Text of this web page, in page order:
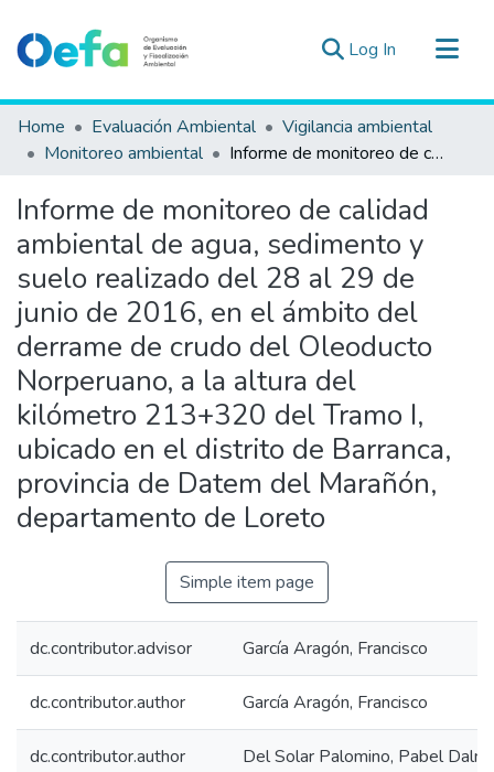
Log In (current)
Communities & Collections
All of DSpace
Estad. Externas
Guias ▾
Home Evaluación Ambiental
Vigilancia ambiental
Monitoreo ambiental
Informe de monitoreo de calidad ambiental de agua, sedimento y suelo realizado del 28 al 29 de junio de 2016, en el ámbito del derrame de crudo del Oleoducto Norperuano, a la altura del kilómetro 213+320 del Tramo I, ubicado en el distrito de Barranca, provincia de Datem del Marañón, departamento de Loreto
Informe de monitoreo de calidad
ambiental de agua, sedimento y
suelo realizado del 28 al 29 de
junio de 2016, en el ámbito del
derrame de crudo del Oleoducto
Norperuano, a la altura del
kilómetro 213+320 del Tramo I,
ubicado en el distrito de Barranca,
provincia de Datem del Marañón,
departamento de Loreto
Simple item page
dc.contributor.advisor García Aragón, Francisco
dc.contributor.author García Aragón, Francisco
dc.contributor.author Del Solar Palomino, Pabel